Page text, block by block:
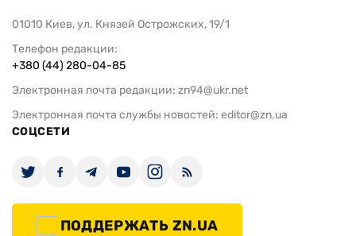
01010 Киев, ул. Князей Острожских, 19/1
Телефон редакции:
+380 (44) 280-04-85
Электронная почта редакции: zn94@ukr.net
Электронная почта службы новостей: editor@zn.ua
СОЦСЕТИ
ПОДДЕРЖАТЬ ZN.UA